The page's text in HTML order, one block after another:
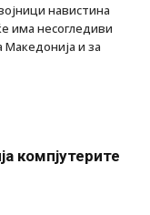
навистина
има несогледиви
и за
компјутерите